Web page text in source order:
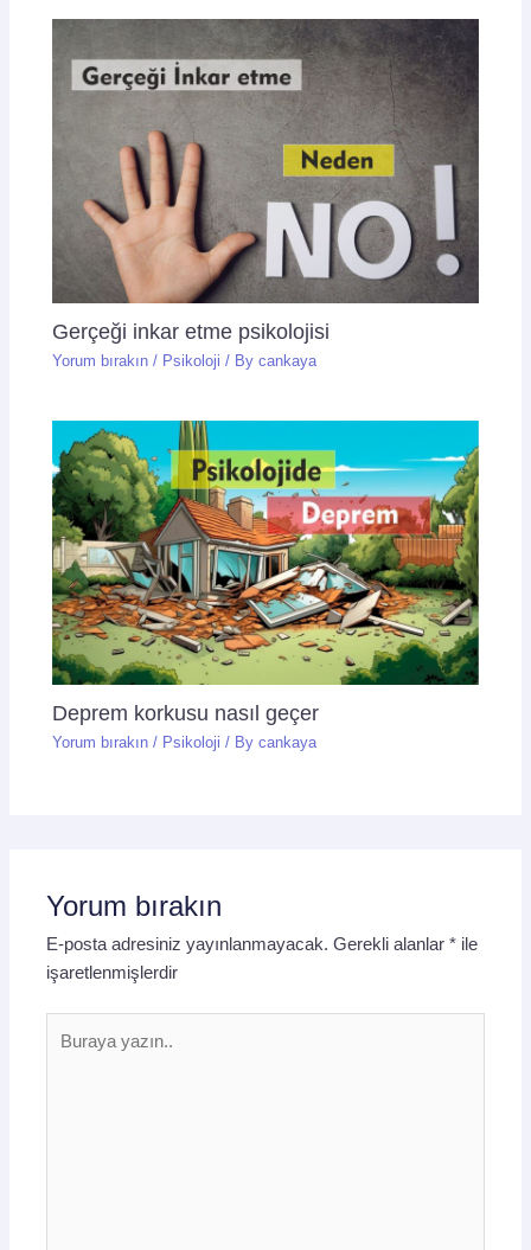
Gerçeği inkar etme psikolojisi
Yorum bırakın / Psikoloji / Bycankaya
Deprem korkusu nasıl geçer
Yorum bırakın / Psikoloji / Bycankaya
Yorum bırakın
E-posta adresiniz yayınlanmayacak. Gerekli alanlar* ile
işaretlenmişlerdir
yazın..